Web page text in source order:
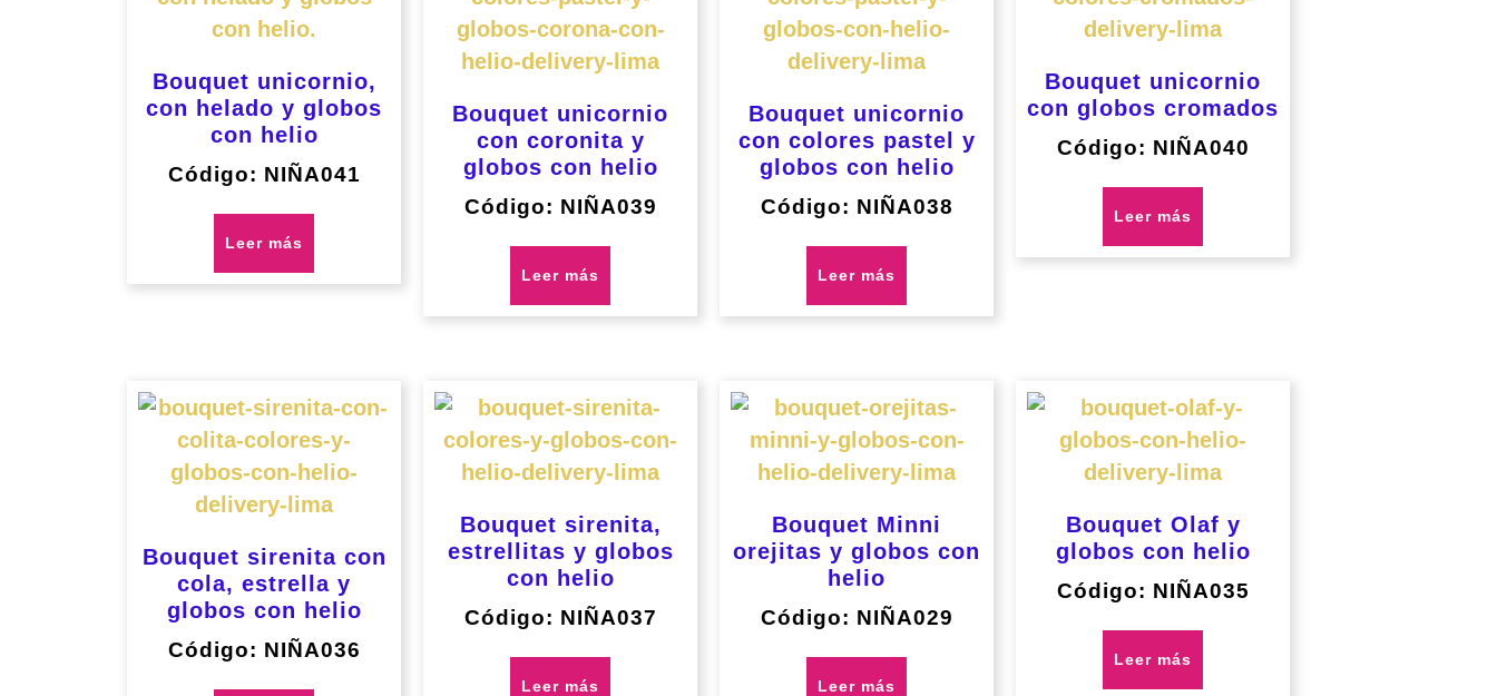
Bouquet unicornio,
con helado y globos
con helio
Código: NIÑA041
Leer más
Bouquet unicornio
con coronita y
globos con helio
Código: NIÑA039
Leer más
Bouquet unicornio
con colores pastel y
globos con helio
Código: NIÑA038
Leer más
Bouquet unicornio
con globos cromados
Código: NIÑA040
Leer más
Bouquet sirenita con
cola, estrella y
globos con helio
Código: NIÑA036
Bouquet sirenita,
estrellitas y globos
con helio
Código: NIÑA037
Leer más
Bouquet Minni
orejitas y globos con
helio
Código: NIÑA029
Leer más
Bouquet Olaf y
globos con helio
Código: NIÑA035
Leer más